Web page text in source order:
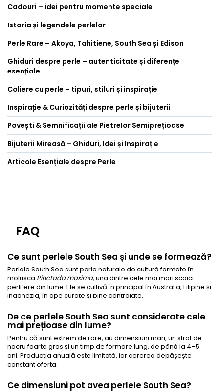
Cadouri – idei pentru momente speciale
Istoria și legendele perlelor
Perle Rare – Akoya, Tahitiene, South Sea și Edison
Ghiduri despre perle – autenticitate și diferențe
esențiale
Coliere cu perle – tipuri, stiluri și inspirație
Inspirație & Curiozități despre perle și bijuterii
Povești & Semnificații ale Pietrelor Semiprețioase
Bijuterii Mireasă – Ghiduri, Idei și Inspirație
Articole Esențiale despre Perle
FAQ
Ce sunt perlele South Sea și unde se formează?
Perlele South Sea sunt perle naturale de cultură formate în
molusca Pinctada maxima, una dintre cele mai mari scoici
perlifere din lume. Ele se cultivă în principal în Australia, Filipine și
Indonezia, în ape curate și bine controlate.
De ce perlele South Sea sunt considerate cele
mai prețioase din lume?
Pentru că sunt extrem de rare, au dimensiuni mari, un strat de
nacru foarte gros și un timp de formare lung, de până la 4–5
ani. Producția anuală este limitată, iar cererea depășește
constant oferta.
Ce dimensiuni pot avea perlele South Sea?